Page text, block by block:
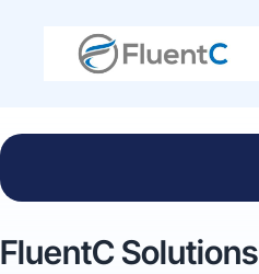
FluentC Solutions